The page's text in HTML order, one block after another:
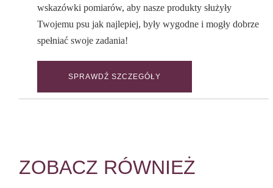
wskazówki pomiarów, aby nasze produkty służyły
Twojemu psu jak najlepiej, były wygodne i mogły dobrze
spełniać swoje zadania!
SPRAWDŹ SZCZEGÓŁY
ZOBACZ RÓWNIEŻ